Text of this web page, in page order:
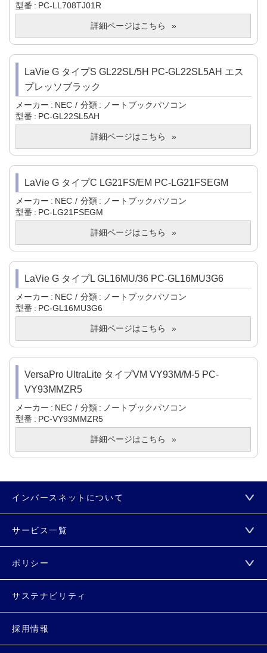
型番
PC-LL708TJ01R
詳細ページはこちら
LaVie G タイプS GL22SL/5H PC-GL22SL5AH エス
プレッソブラック
メーカー NEC 分類
ノートブックパソコン
型番
PC-GL22SL5AH
詳細ページはこちら
LaVie G タイプC LG21FS/EM PC-LG21FSEGM
メーカー NEC 分類
ノートブックパソコン
型番
PC-LG21FSEGM
詳細ページはこちら
LaVie G タイプL GL16MU/36 PC-GL16MU3G6
メーカー NEC 分類
ノートブックパソコン
型番
PC-GL16MU3G6
詳細ページはこちら
VersaPro UltraLite タイプVM VY93M/M-5 PC-
VY93MMZR5
メーカー NEC 分類
ノートブックパソコン
型番
PC-VY93MMZR5
詳細ページはこちら
インバースネットについて
サービス一覧
ポリシー
サステナビリティ
採用情報